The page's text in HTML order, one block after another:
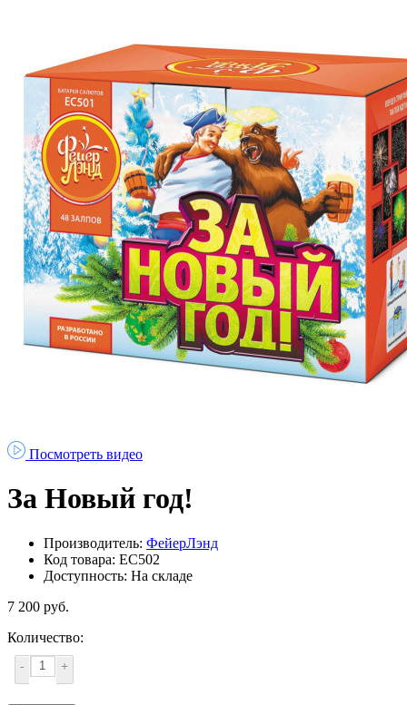
Посмотреть видео
За Новый год!
Производитель: ФейерЛэнд
Код товара: ЕС502
Доступность: На складе
7 200 руб.
Количество:
- +